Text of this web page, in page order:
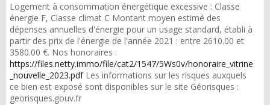
Logement à consommation énergétique excessive : Classe
énergie F, Classe climat C Montant moyen estimé des
dépenses annuelles d'énergie pour un usage standard, établi à
partir des prix de l'énergie de l'année 2021 : entre 2610.00 et
3580.00 €. Nos honoraires :
https://files.netty.immo/file/cat2/1547/5Ws0v/honoraire_vitrine
_nouvelle_2023.pdfLes informations sur les risques auxquels
ce bien est exposé sont disponibles sur le site Géorisques :
georisques.gouv.fr